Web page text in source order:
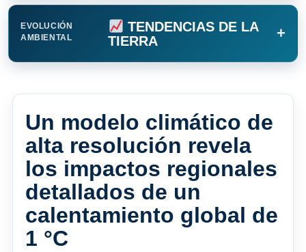
EVOLUCIÓN
AMBIENTAL
TENDENCIAS DE LA
TIERRA
+
Un modelo climático de
alta resolución revela
los impactos regionales
detallados de un
calentamiento global de
1 °C